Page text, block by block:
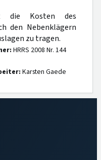
die Kosten des
den Nebenklägern
zu tragen.
HRRS 2008 Nr. 144
Karsten Gaede